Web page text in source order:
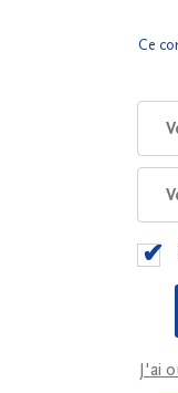
Ce
J'ai